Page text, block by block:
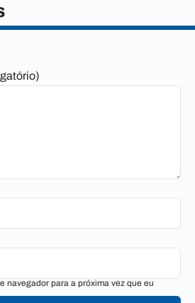
navegador para a próxima vez que eu